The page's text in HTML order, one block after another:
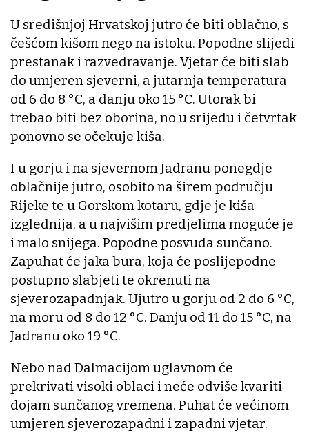
U središnjoj Hrvatskoj jutro će biti oblačno, s
češćom kišom nego na istoku. Popodne slijedi
prestanak i razvedravanje. Vjetar će biti slab
do umjeren sjeverni, a jutarnja temperatura
od 6 do 8 °C, a danju oko 15 °C. Utorak bi
trebao biti bez oborina, no u srijedu i četvrtak
ponovno se očekuje kiša.
I u gorju i na sjevernom Jadranu ponegdje
oblačnije jutro, osobito na širem području
Rijeke te u Gorskom kotaru, gdje je kiša
izglednija, a u najvišim predjelima moguće je
i malo snijega. Popodne posvuda sunčano.
Zapuhat će jaka bura, koja će poslijepodne
postupno slabjeti te okrenuti na
sjeverozapadnjak. Ujutro u gorju od 2 do 6 °C,
na moru od 8 do 12 °C. Danju od 11 do 15 °C, na
Jadranu oko 19 °C.
Nebo nad Dalmacijom uglavnom će
prekrivati visoki oblaci i neće odviše kvariti
dojam sunčanog vremena. Puhat će većinom
umjeren sjeverozapadni i zapadni vjetar.